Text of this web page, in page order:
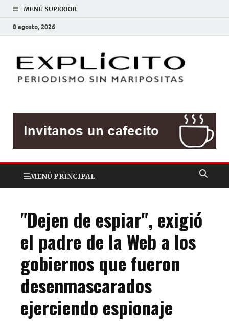
MENÚ SUPERIOR
8 agosto, 2026
MENÚ PRINCIPAL
"Dejen de espiar", exigió
el padre de la Web a los
gobiernos que fueron
desenmascarados
ejerciendo espionaje